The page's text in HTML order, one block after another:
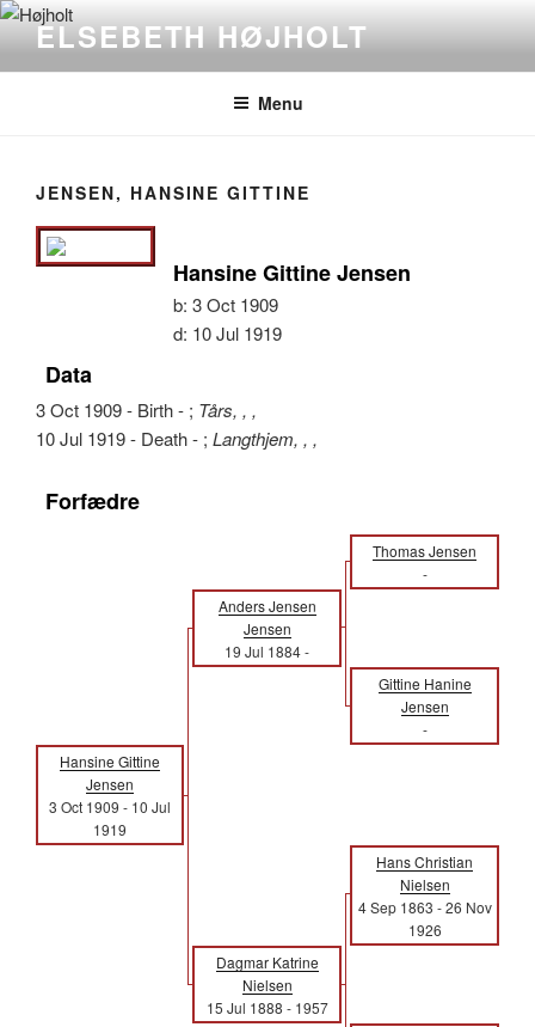
Videre
indhold
ELSEBETH HØJHOLT
Menu
JENSEN, HANSINE GITTINE
Hansine Gittine Jensen
b: 3 Oct 1909
d: 10 Jul 1919
Data
3 Oct 1909 - Birth - ; Tårs, , ,
10 Jul 1919 - Death - ; Langthjem, , ,
Forfædre
Thomas Jensen
-
Anders Jensen
Jensen
19 Jul 1884-
Gittine Hanine
Jensen
-
Hansine Gittine
Jensen
3 Oct 1909 - 10 Jul
1919
Hans Christian
Nielsen
4 Sep 1863 -26 Nov
1926
Dagmar Katrine
Nielsen
15 Jul 1888 - 1957